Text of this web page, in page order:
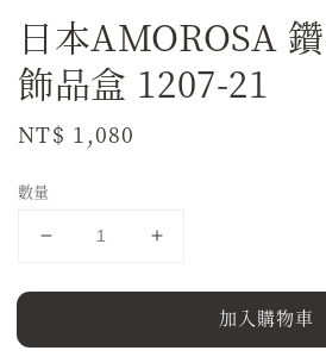
日本AMOROSA
飾品盒 1207-21
Regular
NT$ 1,080
數量
加入購物車